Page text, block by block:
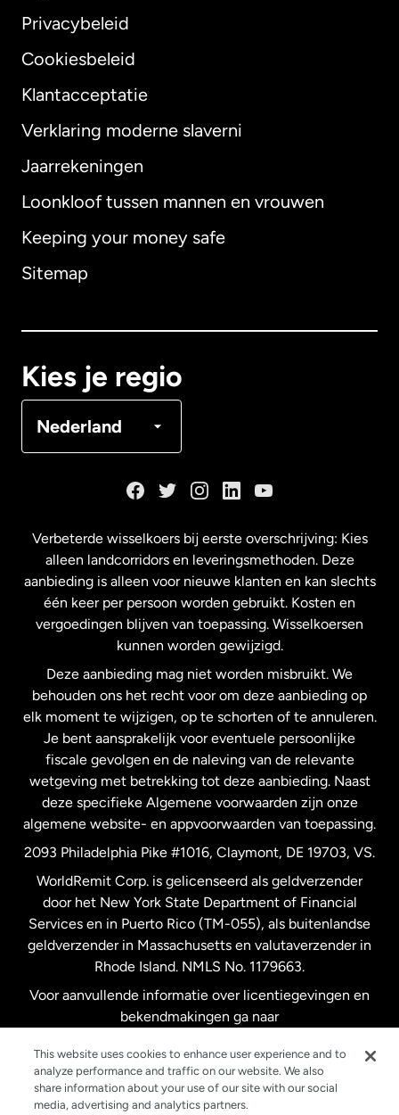
Privacybeleid
Cookiesbeleid
Klantacceptatie
Verklaring moderne slaverni
Jaarrekeningen
Loonkloof tussen mannen en vrouwen
Keeping your money safe
Sitemap
Kies je regio
Nederland
Internationaal English
Australië
Maleisië
Nederland
Nieuw-Zeeland
Spanje
Verenigd Koninkrijk
Verenigde Staten English
Verenigde Staten Español
Zweden
Verbeterde wisselkoers bij eerste overschrijving: Kies
alleen landcorridors en leveringsmethoden. Deze
aanbieding is alleen voor nieuwe klanten en kan slechts
één keer per persoon worden gebruikt. Kosten en
vergoedingen blijven van toepassing. Wisselkoersen
kunnen worden gewijzigd.
Deze aanbieding mag niet worden misbruikt. We
behouden ons het recht voor om deze aanbieding op
elk moment te wijzigen, op te schorten of te annuleren.
Je bent aansprakelijk voor eventuele persoonlijke
fiscale gevolgen en de naleving van de relevante
wetgeving met betrekking tot deze aanbieding. Naast
deze specifieke Algemene voorwaarden zijn onze
algemene website- en appvoorwaarden van toepassing.
2093 Philadelphia Pike #1016, Claymont, DE 19703, VS.
WorldRemit Corp. is gelicenseerd als geldverzender
door het New York State Department of Financial
Services en in Puerto Rico (TM-055), als buitenlandse
geldverzender in Massachusetts en valutaverzender in
Rhode Island. NMLS No. 1179663.
Voor aanvullende informatie over licentiegevingen en
bekendmakingen ga naar
This website uses cookies to enhance user experience and to
analyze performance and traffic on our website. We also
share information about your use of our site with our social
media, advertising and analytics partners.